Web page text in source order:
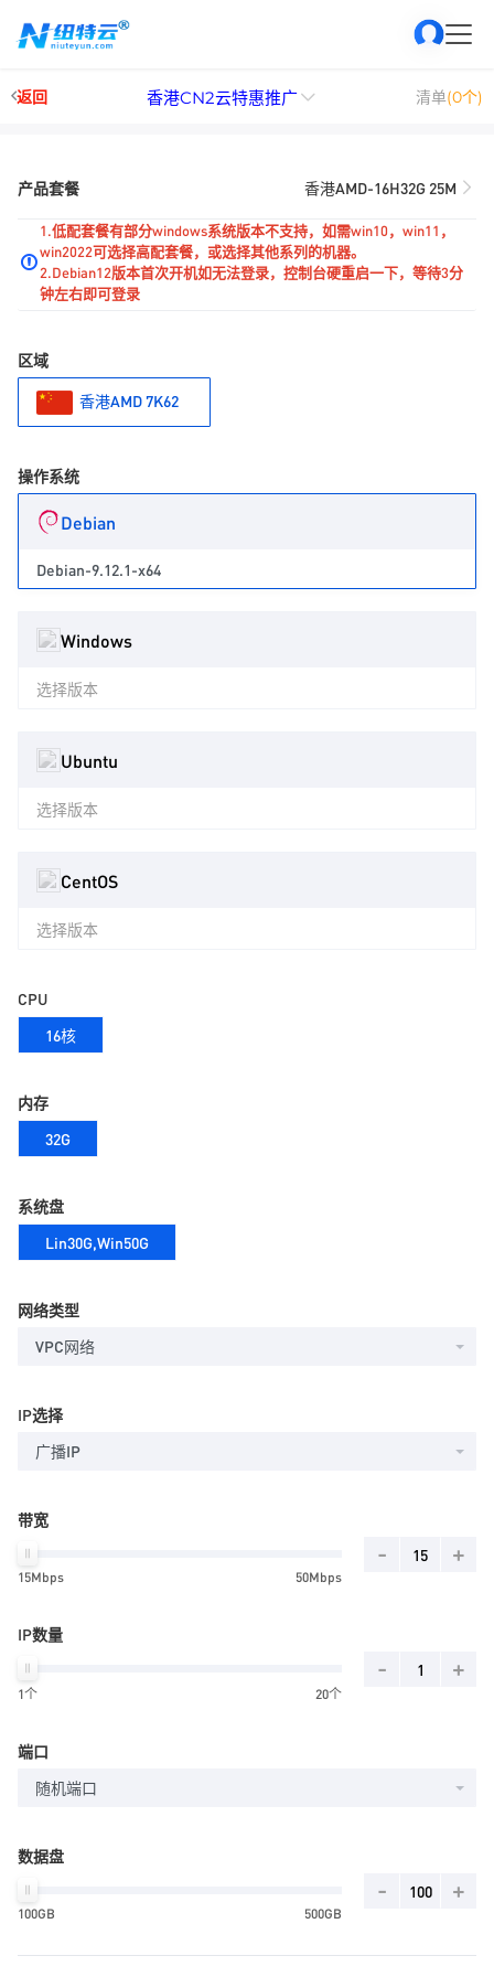
返回 香港CN2云特惠推广 清单(0个)
产品套餐 香港AMD-16H32G 25M
1.低配套餐有部分windows系统版本不支持，如需win10，win11，
win2022可选择高配套餐，或选择其他系列的机器。
2.Debian12版本首次开机如无法登录，控制台硬重启一下，等待3分
钟左右即可登录
区域
香港AMD 7K62
操作系统
Debian
Debian-9.12.1-x64
Windows
选择版本
Ubuntu
选择版本
CentOS
选择版本
CPU
16核
内存
32G
系统盘
Lin30G,Win50G
网络类型
VPC网络
IP选择
广播IP
带宽
15Mbps 50Mbps
- +
IP数量
1个 20个
- +
端口
随机端口
数据盘
100GB 500GB
- +